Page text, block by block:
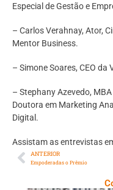
Especial de Gestão e
– Carlos Verahnay, Ator,
Mentor Business.
– Simone Soares, CEO da
– Stephany Azevedo,
Doutora em Marketing
Digital.
Assistam as entrevistas
ANTERIOR
Empoderadas o Prêmio